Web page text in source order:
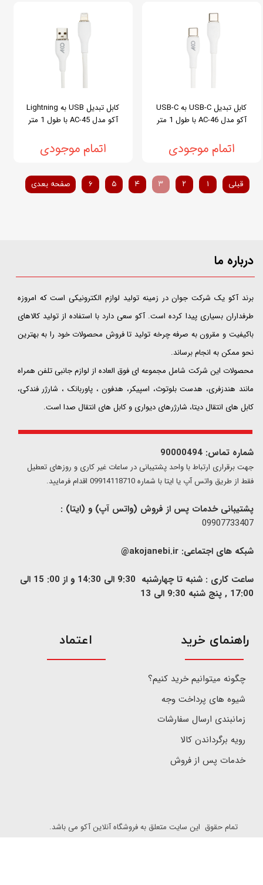
کابل تبدیل USB-C به USB-C
آکو مدل AC-46 با طول 1 متر
اتمام موجودی
کابل تبدیل USB به Lightning
آکو مدل AC-45 با طول 1 متر
اتمام موجودی
قبلی ۱ ۲ ۳ ۴ ۵ ۶ صفحه بعدی
درباره ما
​​​​​​​برند آکو یک شرکت جوان در زمینه تولید لوازم الکترونیکی است که امروزه
طرفداران بسیاری پیدا کرده است. آکو سعی دارد با استفاده از تولید کالاهای
باکیفیت و مقرون به صرفه چرخه تولید تا فروش محصولات خود را به بهترین
نحو ممکن به انجام برساند.
محصولات این شرکت شامل مجموعه ای فوق العاده از لوازم جانبی تلفن همراه
مانند هندزفری، هدست بلوتوث، اسپیکر، هدفون ، پاوربانک ، شارژر فندکی،
کابل های انتقال دیتا، شارژرهای دیواری و کابل های انتقال صدا است.
شماره تماس: 90000494
​​جهت برقراری ارتباط با واحد پشتیبانی در ساعات غیر کاری و روزهای تعطیل
فقط از طریق واتس آپ یا ایتا با شماره 09914118710 اقدام فرمایید.
پشتیبانی خدمات پس از فروش (واتس آپ) و (ایتا) :
09907733407
شبکه های اجتماعی: akojanebi.ir@
ساعت کاری : شنبه تا چهارشنبه 9:30 الی 14:30 و از 00: 15 الی
17:00 , پنج شنبه 9:30 الی 13
​راهنمای خرید
چگونه میتوانیم خرید کنیم؟
شیوه های پرداخت وجه
زمانبندی ارسال سفارشات
رویه برگرداندن کالا
خدمات پس از فروش
تمام حقوق این سایت متعلق به فروشگاه آنلاین آکو می باشد.
اعتماد